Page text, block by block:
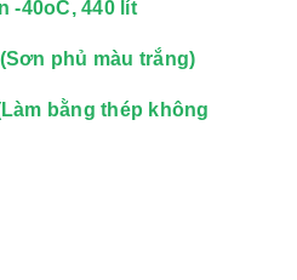
-40oC, 440 lít
phủ màu trắng)
bằng thép không